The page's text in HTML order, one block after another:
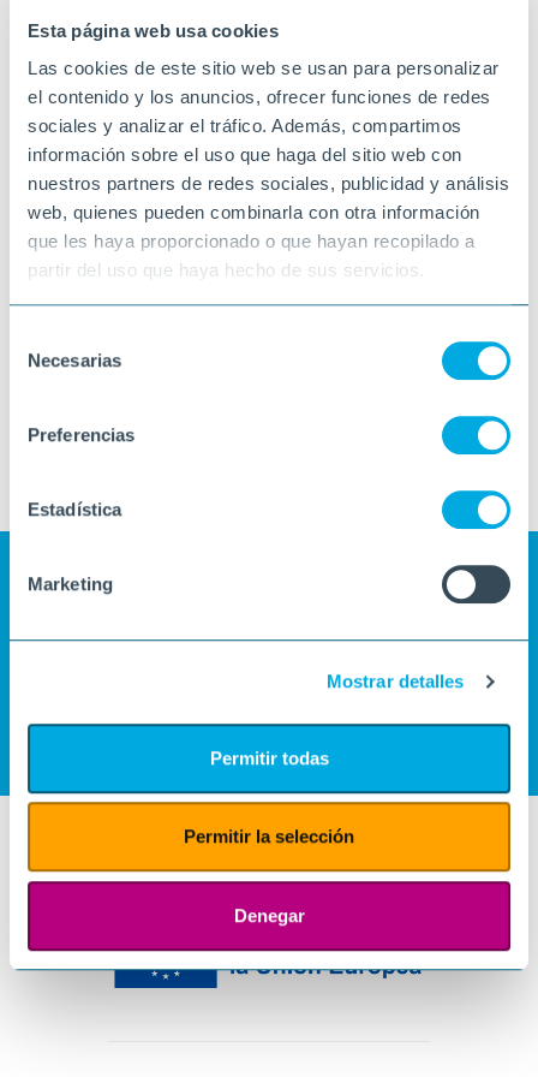
Esta página web usa cookies
Las cookies de este sitio web se usan para personalizar
el contenido y los anuncios, ofrecer funciones de redes
sociales y analizar el tráfico. Además, compartimos
información sobre el uso que haga del sitio web con
nuestros partners de redes sociales, publicidad y análisis
web, quienes pueden combinarla con otra información
que les haya proporcionado o que hayan recopilado a
partir del uso que haya hecho de sus servicios.
Necesarias
Preferencias
Estadística
Marketing
Mostrar detalles
Permitir todas
Permitir la selección
Denegar